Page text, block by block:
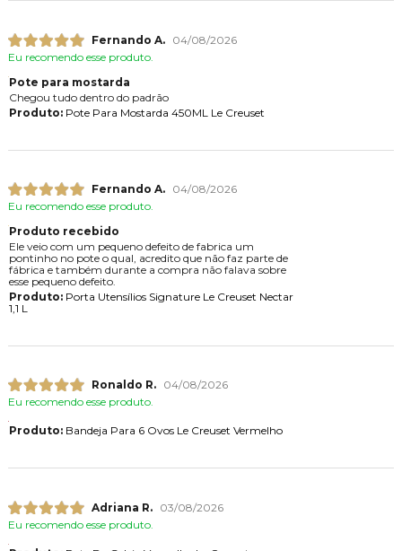
Fernando A.
04/08/2026
Eu recomendo esse produto.
Pote para mostarda
Chegou tudo dentro do padrão
Produto:Pote Para Mostarda 450ML Le Creuset
Fernando A.
04/08/2026
Eu recomendo esse produto.
Produto recebido
Ele veio com um pequeno defeito de fabrica um
pontinho no pote o qual, acredito que não faz parte de
fábrica e também durante a compra não falava sobre
esse pequeno defeito.
Produto:Porta Utensílios Signature Le Creuset Nectar
1,1 L
Ronaldo R.
04/08/2026
Eu recomendo esse produto.
Produto:Bandeja Para 6 Ovos Le Creuset Vermelho
Adriana R.
03/08/2026
Eu recomendo esse produto.